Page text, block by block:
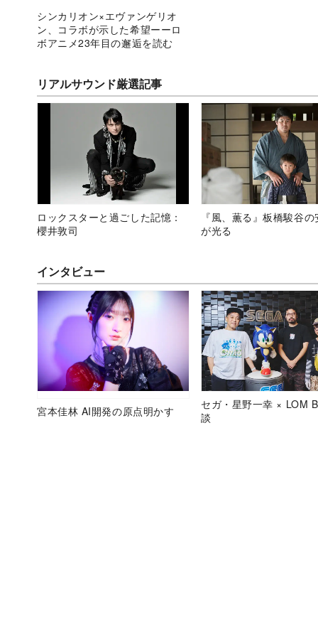
シンカリオン×エヴァンゲリオ
ン、コラボが示した希望ーーロ
ボアニメ23年目の邂逅を読む
リアルサウンド厳選記事
ロックスターと過ごした記憶：
櫻井敦司
『風、薫る』板橋駿谷
が光る
インタビュー
宮本佳林 AI開発の原点明かす
セガ・星野一幸 × LOM
談